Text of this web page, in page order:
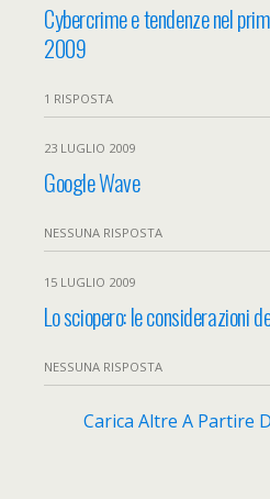
Cybercrime e tendenze nel
2009
1 RISPOSTA
23 LUGLIO 2009
Google Wave
NESSUNA RISPOSTA
15 LUGLIO 2009
Lo sciopero: le considerazioni
NESSUNA RISPOSTA
Carica Altre A Partire